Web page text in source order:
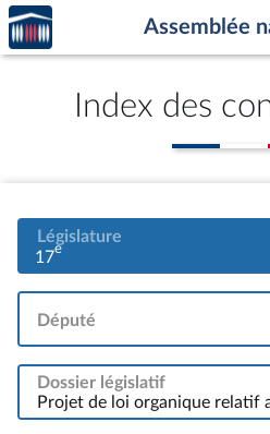
Aller au contenu
Aller en bas de la page
Accèder
à la
page
Assemblée
Index des
Législature
17e
Député
Dossier législatif